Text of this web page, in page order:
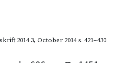
2014 3, October 2014s. 421–430